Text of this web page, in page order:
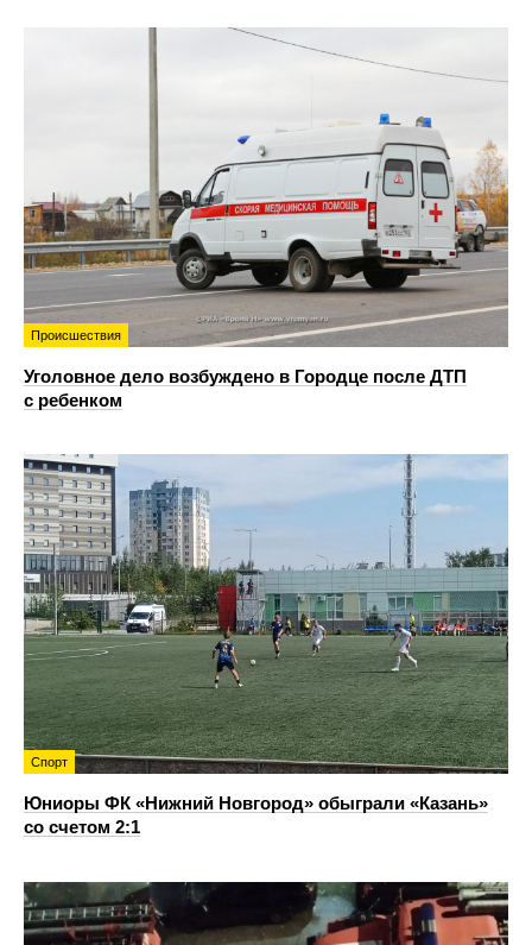
Происшествия
Уголовное дело возбуждено в Городце после ДТП
с ребенком
Спорт
Юниоры ФК «Нижний Новгород» обыграли «Казань»
со счетом 2:1